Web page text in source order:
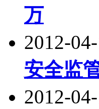
万
2012-
安全监
2012-